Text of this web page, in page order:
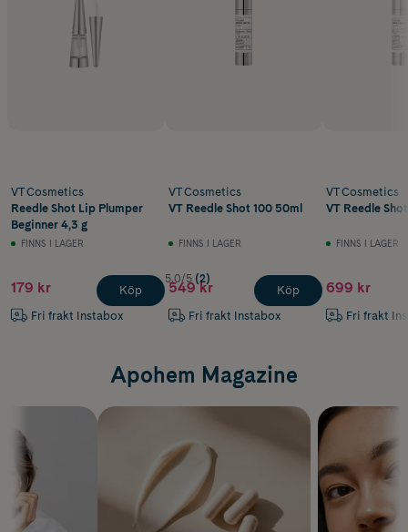
VT Cosmetics
Reedle Shot Lip Plumper
Beginner 4,3 g
FINNS I LAGER
179 kr
Fri frakt Instabox
Köp
VT Cosmetics
VT Reedle Shot 100 50ml
FINNS I LAGER
5.0/5 (2)
549 kr
Fri frakt Instabox
Köp
VT Cosmetics
VT Reedle
FINNS I LAGER
699 kr
Fri frakt
Apohem Magazine